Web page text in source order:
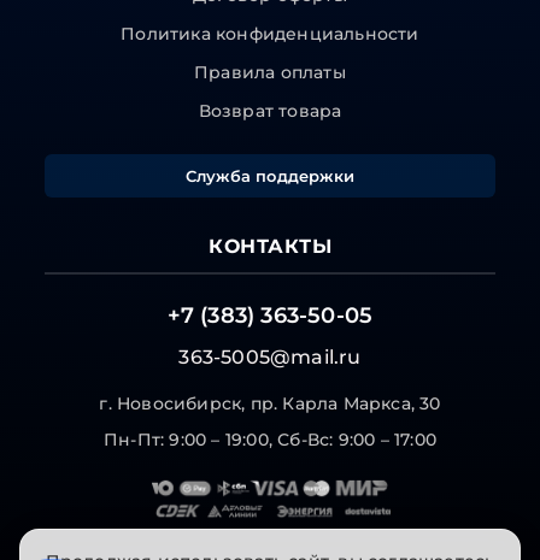
Политика конфиденциальности
Правила оплаты
Возврат товара
Служба поддержки
КОНТАКТЫ
+7 (383) 363-50-05
363-5005@mail.ru
г. Новосибирск, пр. Карла Маркса, 30
Пн-Пт: 9:00 – 19:00, Сб-Вс: 9:00 – 17:00